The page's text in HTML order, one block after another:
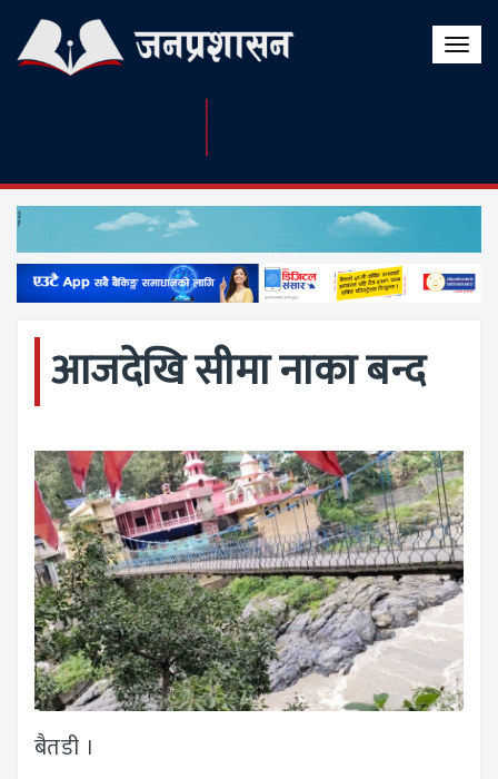
Toggle
आजदेखि सीमा नाका बन्द
बैतडी ।